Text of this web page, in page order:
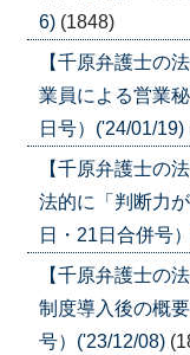
6) (1848)
【千原弁護士
業員による営業
日号）('24/01/19)
【千原弁護士
法的に「判断力
日・21日合併号
【千原弁護士
制度導入後の概
号）('23/12/08)